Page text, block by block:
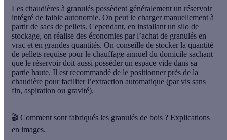
Les chaudières à granulés possèdent généralement un réservoir
intégré de faible autonomie. On peut le charger manuellement à
partir de sacs de pellets. Cependant, en installant un silo de
stockage, on réalise des économies par l’achat de granulés en
vrac et en grandes quantités. On conseille de stocker la quantité
de pellets requise pour le chauffage annuel du domicile sachant
que le réservoir doit aussi posséder un espace vide dans sa
partie haute. Il est recommandé de le positionner près de la
chaudière pour faciliter l’extraction automatique (par vis sans
fin, aspiration ou gravité).
🎬 Comment sont fabriqués les granulés de bois ? Explications
en images.